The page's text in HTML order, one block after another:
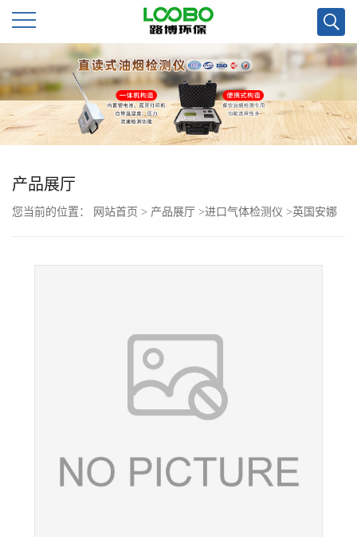
公
司
首
页
公
产品展厅
您当前的位置： 网站首页 > 产品展厅 >进口气体检测仪 >英国安娜